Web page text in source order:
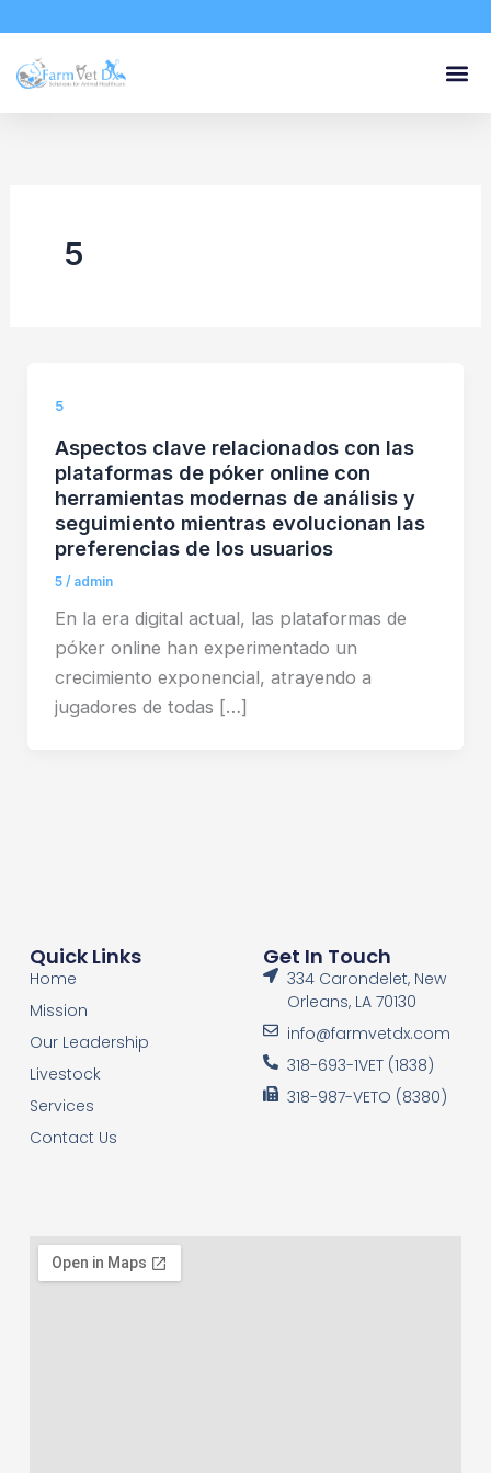
content
5
5
Aspectos clave relacionados con las
plataformas de póker online con
herramientas modernas de análisis y
seguimiento mientras evolucionan las
preferencias de los usuarios
5/ admin
En la era digital actual, las plataformas de
póker online han experimentado un
crecimiento exponencial, atrayendo a
jugadores de todas […]
Quick Links
Home
Mission
Our Leadership
Livestock
Services
Contact Us
Get In Touch
334 Carondelet, New
Orleans, LA 70130
info@farmvetdx.com
318-693-1VET (1838)
318-987-VETO (8380)